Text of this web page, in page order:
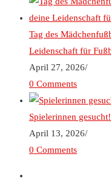
Tag des
Leidenschaft für
April 27, 2026/
0 Comments
Spielerinnen
April 13, 2026/
0 Comments